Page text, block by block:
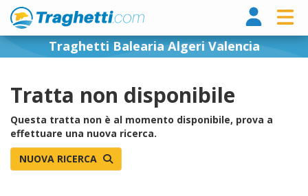
Traghetti Balearia Algeri Valencia
Tratta non disponibile
Questa tratta non è al momento disponibile, prova a
effettuare una nuova ricerca.
NUOVA RICERCA